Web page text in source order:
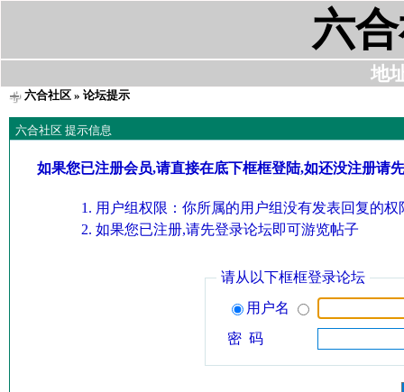
六
地
六合社区» 论坛提示
六合社区 提示信息
如果您已注册会员,请直接在底下框框登陆,如还没注册请
用户组权限：你所属的用户组没有发表回复的权
如果您已注册,请先登录论坛即可游览帖子
请从以下框框登录论坛
用户名
密 码